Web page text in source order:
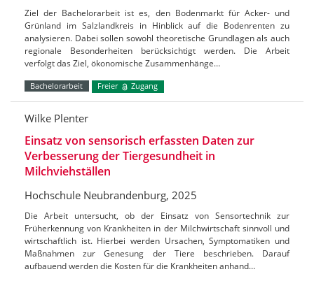
Ziel der Bachelorarbeit ist es, den Bodenmarkt für Acker- und
Grünland im Salzlandkreis in Hinblick auf die Bodenrenten zu
analysieren. Dabei sollen sowohl theoretische Grundlagen als auch
regionale Besonderheiten berücksichtigt werden. Die Arbeit
verfolgt das Ziel, ökonomische Zusammenhänge…
Bachelorarbeit Freier Zugang
Wilke Plenter
Einsatz von sensorisch erfassten Daten zur
Verbesserung der Tiergesundheit in
Milchviehställen
Hochschule Neubrandenburg, 2025
Die Arbeit untersucht, ob der Einsatz von Sensortechnik zur
Früherkennung von Krankheiten in der Milchwirtschaft sinnvoll und
wirtschaftlich ist. Hierbei werden Ursachen, Symptomatiken und
Maßnahmen zur Genesung der Tiere beschrieben. Darauf
aufbauend werden die Kosten für die Krankheiten anhand…